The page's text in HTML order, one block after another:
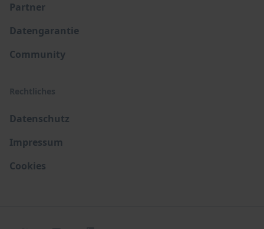
Partner
Datengarantie
Community
Rechtliches
Datenschutz
Impressum
Cookies